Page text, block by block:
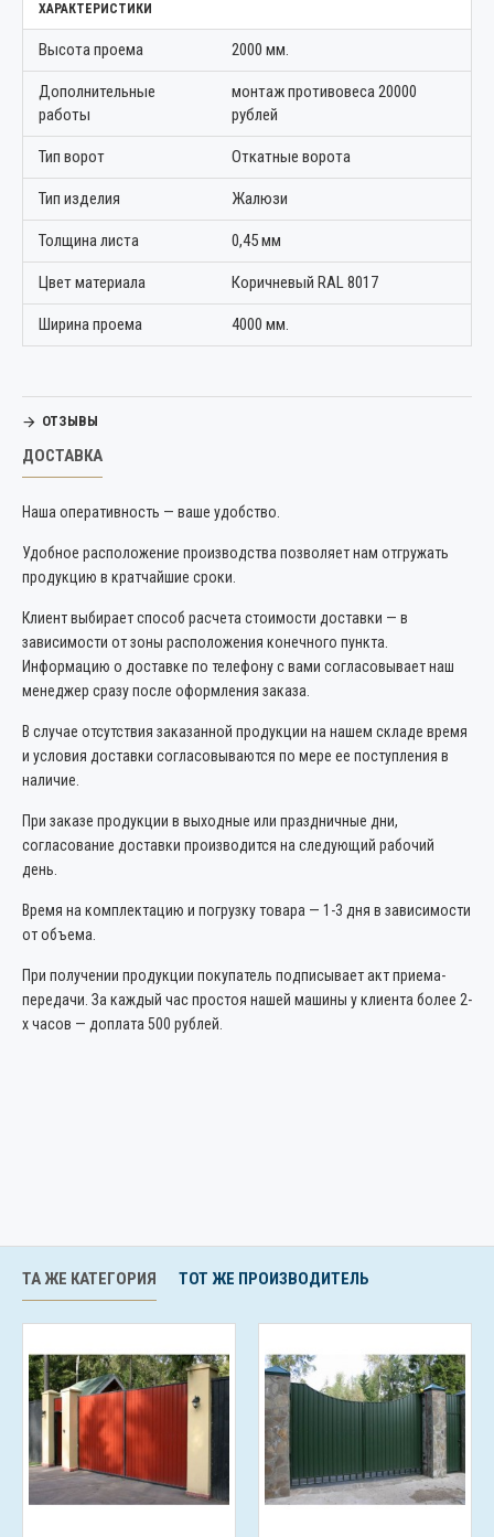
ХАРАКТЕРИСТИКИ
Высота проема 2000 мм.
Дополнительные
работы
монтаж противовеса 20000
рублей
Тип ворот Откатные ворота
Тип изделия Жалюзи
Толщина листа 0,45 мм
Цвет материала Коричневый RAL 8017
Ширина проема 4000 мм.
ОТЗЫВЫ
ДОСТАВКА
Наша оперативность — ваше удобство.
Удобное расположение производства позволяет нам отгружать
продукцию в кратчайшие сроки.
Клиент выбирает способ расчета стоимости доставки — в
зависимости от зоны расположения конечного пункта.
Информацию о доставке по телефону с вами согласовывает наш
менеджер сразу после оформления заказа.
В случае отсутствия заказанной продукции на нашем складе время
и условия доставки согласовываются по мере ее поступления в
наличие.
При заказе продукции в выходные или праздничные дни,
согласование доставки производится на следующий рабочий
день.
Время на комплектацию и погрузку товара — 1-3 дня в зависимости
от объема.
При получении продукции покупатель подписывает акт приема-
передачи. За каждый час простоя нашей машины у клиента более 2-
х часов — доплата 500 рублей.
ТА ЖЕ КАТЕГОРИЯ ТОТ ЖЕ ПРОИЗВОДИТЕЛЬ